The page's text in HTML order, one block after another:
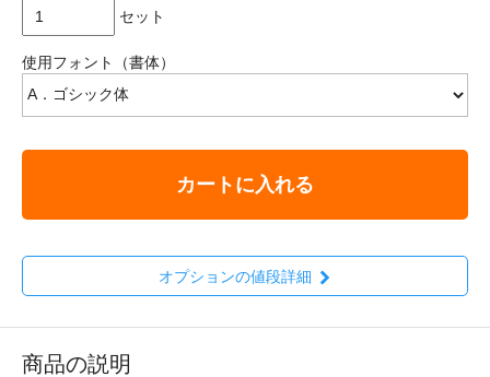
セット
使用フォント（書体）
カートに入れる
オプションの値段詳細
商品の説明